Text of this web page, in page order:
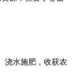
浇水施肥，收获农